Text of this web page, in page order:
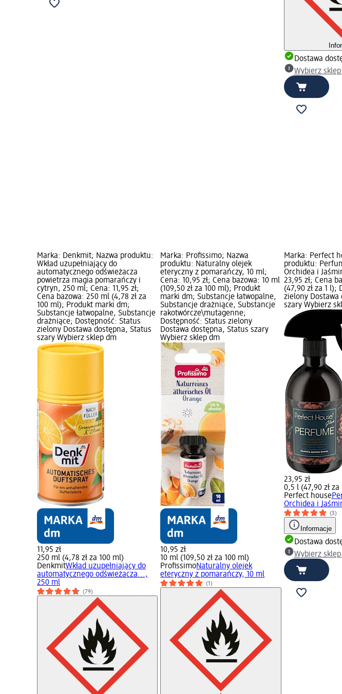
Dostawa
Wybierz
Marka: Denkmit; Nazwa produktu:
Wkład uzupełniający do
automatycznego odświeżacza
powietrza magia pomarańczy i
cytryn, 250 ml; Cena: 11,95 zł;
Cena bazowa: 250 ml (4,78 zł za
100 ml); Produkt marki dm;
Substancje łatwopalne, Substancje
drażniące; Dostępność: Status
zielony Dostawa dostępna, Status
szary Wybierz sklep dm
11,95 zł
250 ml (4,78 zł za 100 ml)
DenkmitWkład uzupełniający do
automatycznego odświeżacza...,
250 ml
(79)
Marka: Profissimo; Nazwa
produktu: Naturalny olejek
eteryczny z pomarańczy, 10 ml;
Cena: 10,95 zł; Cena bazowa: 10 ml
(109,50 zł za 100 ml); Produkt
marki dm; Substancje łatwopalne,
Substancje drażniące, Substancje
rakotwórcze\mutagenne;
Dostępność: Status zielony
Dostawa dostępna, Status szary
Wybierz sklep dm
10,95 zł
10 ml (109,50 zł za 100 ml)
ProfissimoNaturalny olejek
eteryczny z pomarańczy, 10 ml
(1)
Marka: Perfect
produktu:
Orchidea i
23,95 zł; Cena
(47,90 zł za 1 l);
zielony Dostawa
szary Wybierz
23,95 zł
0,5 l (47,90 zł za
Perfect house
Orchidea i
(3)
Informacje
Dostawa
Wybierz